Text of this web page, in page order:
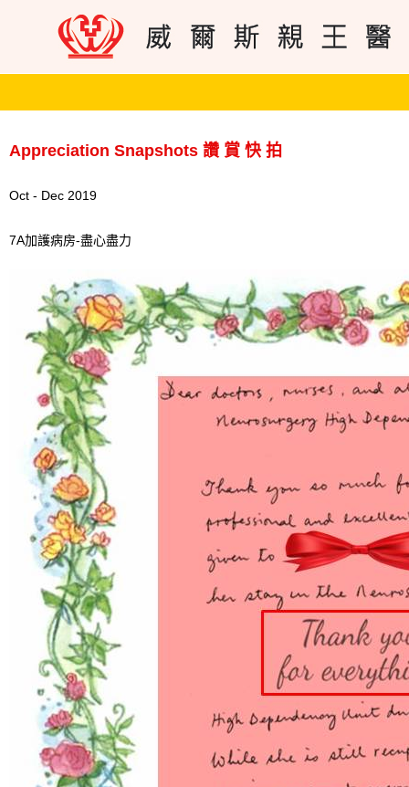
Appreciation Snapshots 讚 賞 快 拍
Oct - Dec 2019
7A加護病房-盡心盡力